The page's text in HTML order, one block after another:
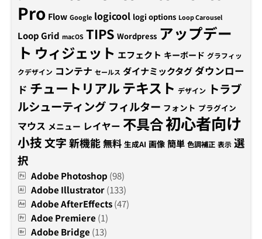
Pro Flow Google logicool logi options Loop Carousel
Loop Grid macOS TIPS Wordpress アップデー
ト ウィジェット エフェクト キーボード グラフィッ
クデザイン コンテナ セールス ダイナミックタグダウンロー
ド チュートリアルテキスト デザイン トラブ
ルシューティング フィルター フォント プラグイン
マウス メニュー レイヤー 不具合初心者向け
小技文字新機能無料 生成AI 画像 簡単 色調補正 表示 選
択
Adobe Photoshop (98)
Adobe Illustrator(133)
Adobe AfterEffects(47)
Adoe Premiere (1)
Adobe Bridge (13)